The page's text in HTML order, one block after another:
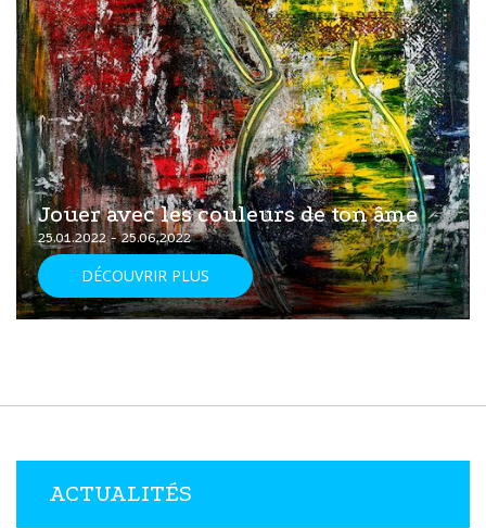
Jouer avec les couleurs de ton âme
25.01.2022 - 25.06.2022
DÉCOUVRIR PLUS
ACTUALITÉS